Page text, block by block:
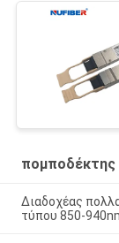
πομποδέκτης
Διαδοχέας
τύπου 850-